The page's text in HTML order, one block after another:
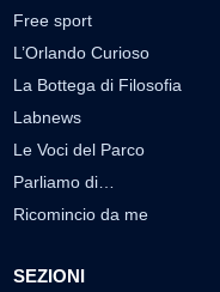
Free sport
L’Orlando Curioso
La Bottega di Filosofia
Labnews
Le Voci del Parco
Parliamo di…
Ricomincio da me
SEZIONI